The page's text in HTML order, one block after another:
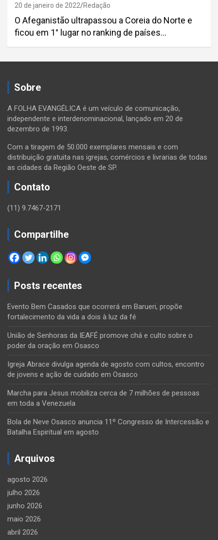
20 de janeiro de 2022 Redação
O Afeganistão ultrapassou a Coreia do Norte e
ficou em 1° lugar no ranking de países…
Sobre
A FOLHA EVANGÉLICA é um veículo de comunicação,
independente e interdenominacional, lançado em 20 de
dezembro de 1993.
Com a tiragem de 50.000 exemplares mensais e com
distribuição gratuita nas igrejas, comércios e livrarias de todas
as cidades da Região Oeste de SP.
Contato
(11) 9.7467-2171
Compartilhe
Posts recentes
Evento Bem Casados que ocorrerá em Barueri, propõe
fortalecimento da vida a dois à luz da fé
União de Senhoras da IEAFÉ promove chá e culto sobre o
poder da oração em Osasco
Igreja Abrace divulga agenda de agosto com cultos, encontro
de jovens e ação de cuidado em Osasco
Marcha para Jesus mobiliza cerca de 7 milhões de pessoas
em toda a Venezuela
Bola de Neve Osasco anuncia 11º Congresso de Intercessão e
Batalha Espiritual em agosto
Arquivos
agosto 2026
julho 2026
junho 2026
maio 2026
abril 2026